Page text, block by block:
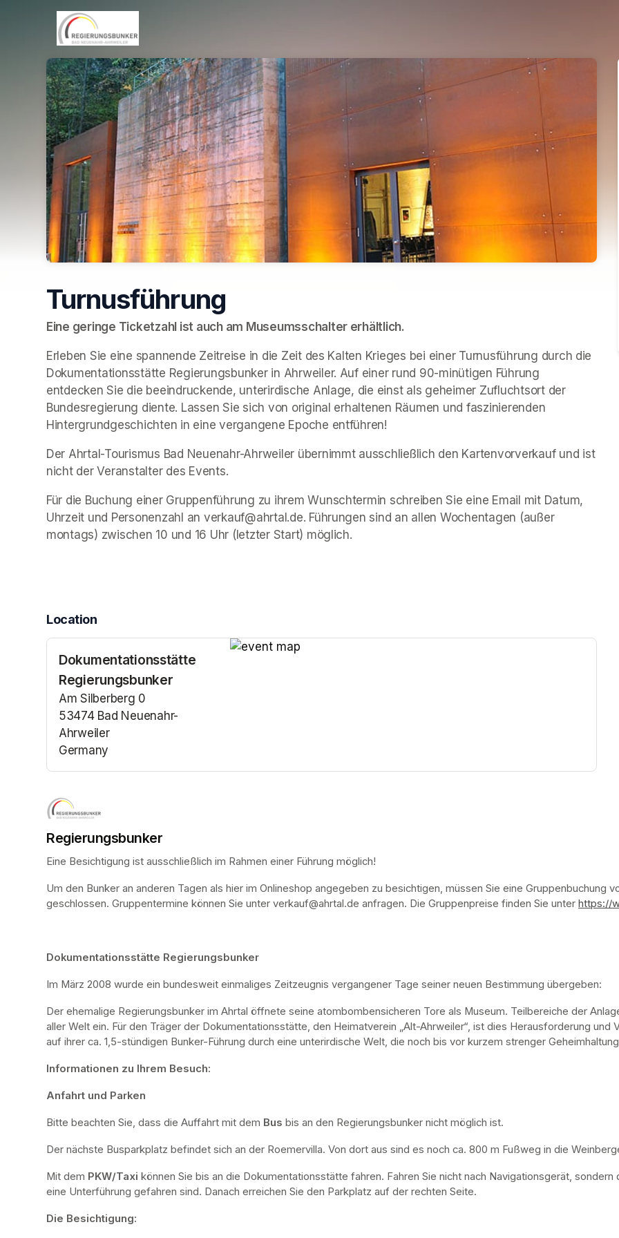
Skip header
Turnusführung
Eine geringe Ticketzahl ist auch am Museumsschalter erhältlich.
Erleben Sie eine spannende Zeitreise in die Zeit des Kalten Krieges bei einer Turnusführung durch die
Dokumentationsstätte Regierungsbunker in Ahrweiler. Auf einer rund 90-minütigen Führung
entdecken Sie die beeindruckende, unterirdische Anlage, die einst als geheimer Zufluchtsort der
Bundesregierung diente. Lassen Sie sich von original erhaltenen Räumen und faszinierenden
Hintergrundgeschichten in eine vergangene Epoche entführen!
Der Ahrtal-Tourismus Bad Neuenahr-Ahrweiler übernimmt ausschließlich den Kartenvorverkauf und ist
nicht der Veranstalter des Events.
Für die Buchung einer Gruppenführung zu ihrem Wunschtermin schreiben Sie eine Email mit Datum,
Uhrzeit und Personenzahl an verkauf@ahrtal.de. Führungen sind an allen Wochentagen (außer
montags) zwischen 10 und 16 Uhr (letzter Start) möglich.
Location
Dokumentationsstätte
Regierungsbunker
Am Silberberg 0
53474 Bad Neuenahr-
Ahrweiler
Germany
(opens in a new tab)
Regierungsbunker
Eine Besichtigung ist ausschließlich im Rahmen einer Führung möglich!
Um den Bunker an anderen Tagen als hier im Onlineshop angegeben zu besichtigen, müssen Sie eine Gruppenbuchung
geschlossen. Gruppentermine können Sie unter verkauf@ahrtal.de anfragen. Die Gruppenpreise finden Sie unter https://
Dokumentationsstätte Regierungsbunker
Im März 2008 wurde ein bundesweit einmaliges Zeitzeugnis vergangener Tage seiner neuen Bestimmung übergeben:
Der ehemalige Regierungsbunker im Ahrtal öffnete seine atombombensicheren Tore als Museum. Teilbereiche der
aller Welt ein. Für den Träger der Dokumentationsstätte, den Heimatverein „Alt-Ahrweiler“, ist dies Herausforderung
auf ihrer ca. 1,5-stündigen Bunker-Führung durch eine unterirdische Welt, die noch bis vor kurzem strenger
Informationen zu Ihrem Besuch:
Anfahrt und Parken
Bitte beachten Sie, dass die Auffahrt mit dem Bus bis an den Regierungsbunker nicht möglich ist.
Der nächste Busparkplatz befindet sich an der Roemervilla. Von dort aus sind es noch ca. 800 m Fußweg in die
Mit dem PKW/Taxi können Sie bis an die Dokumentationsstätte fahren. Fahren Sie nicht nach Navigationsgerät,
eine Unterführung gefahren sind. Danach erreichen Sie den Parkplatz auf der rechten Seite.
Die Besichtigung: